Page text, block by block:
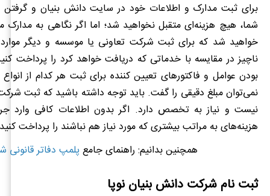
برای ثبت مدارک و اطلاعات خود در سایت دانش بنیان و گرفتن
شما، هیچ هزینه‌ای متقبل نخواهید شد؛ اما اگر نگاهی به مدارک
خواهید شد که برای ثبت شرکت تعاونی یا موسسه و دیگر
ناچیز در مقایسه با خدماتی که دریافت خواهد کرد را پرداخت
بودن عوامل و فاکتورهای تعیین کننده برای ثبت هر کدام از
نمی‌توان مبلغ دقیقی را گفت. باید توجه داشته باشید که ثبت
نیست و نیاز به تخصص دارد. اگر بدون اطلاعات کافی وارد
هزینه‌های به مراتب بیشتری که مورد نیاز هم نباشند را پرداخت
همچنین بدانیم: راهنمای جامع پلمپ دفاتر
ثبت نام شرکت دانش بنیان نوپا